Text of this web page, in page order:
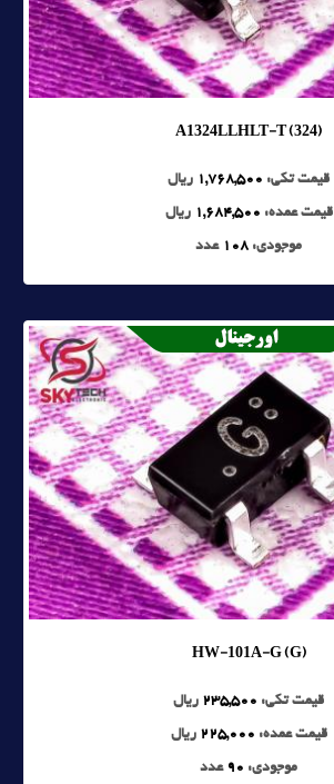
A1324LLHLT-T (324)
قیمت تکی: 1,768,500 ریال
قیمت عمده: 1,684,500 ریال
موجودی: 108 عدد
HW-101A-G (G)
قیمت تکی: 235,500 ریال
قیمت عمده: 225,000 ریال
موجودی: 90 عدد